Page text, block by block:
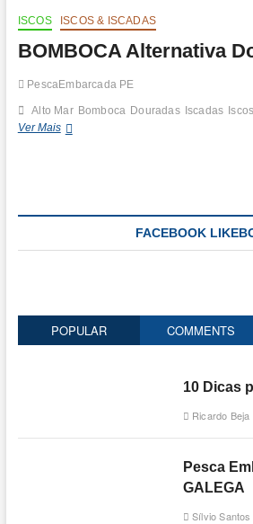
ISCOS ISCOS & ISCADAS
BOMBOCA Alternativa
PescaEmbarcada PE
Alto Mar Bomboca Douradas Iscadas Iscos
Ver MaisBOMBOCA
FACEBOOK
POPULAR COMMENTS
10 Dicas
Ricardo Beja
Pesca
GALEGA
Sílvio Santos